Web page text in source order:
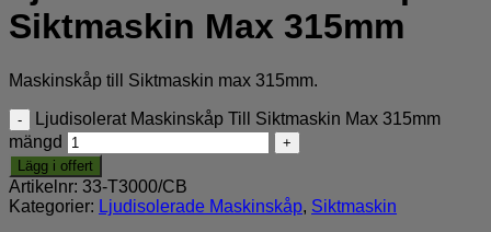
Siktmaskin Max 315mm
Maskinskåp till Siktmaskin max 315mm.
Ljudisolerat Maskinskåp Till Siktmaskin Max 315mm
mängd
Lägg i offert
Artikelnr: 33-T3000/CB
Kategorier: Ljudisolerade Maskinskåp, Siktmaskin